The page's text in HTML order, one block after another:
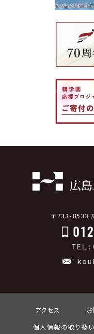
〒733-8533
TEL :
アクセス
個人情報の取り扱い